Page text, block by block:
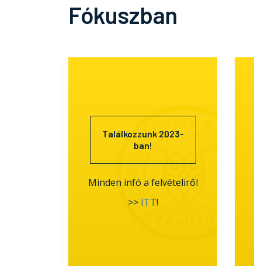
Fókuszban
Találkozzunk 2023-
ban!
Minden infó a felvételiről
>> ITT!